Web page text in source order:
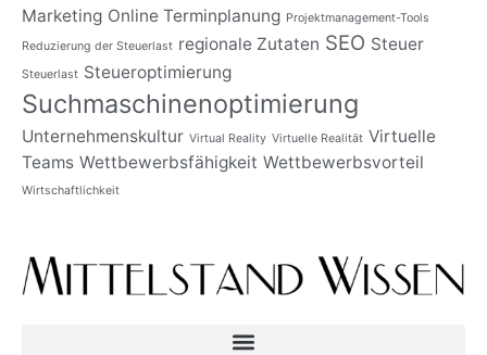
Marketing Online Terminplanung Projektmanagement-Tools
Reduzierung der Steuerlast regionale Zutaten SEO Steuer
Steuerlast Steueroptimierung
Suchmaschinenoptimierung
Unternehmenskultur Virtual Reality Virtuelle Realität Virtuelle
Teams Wettbewerbsfähigkeit Wettbewerbsvorteil
Wirtschaftlichkeit